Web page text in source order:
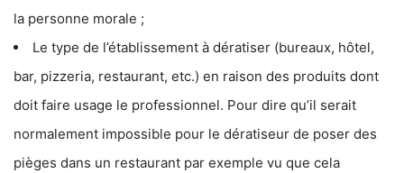
la personne morale ;
Le type de l’établissement à dératiser (bureaux, hôtel,
bar, pizzeria, restaurant, etc.) en raison des produits dont
doit faire usage le professionnel. Pour dire qu’il serait
normalement impossible pour le dératiseur de poser des
pièges dans un restaurant par exemple vu que cela